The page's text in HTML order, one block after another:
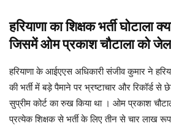
हरियाणा का शिक्षक भर्ती घोटाला
जिसमें ओम प्रकाश चौटाला को
हरियाणा के आईएएस अधिकारी संजीव कुमार ने
की भर्ती में बड़े पैमाने पर भ्रष्टाचार और रिकॉर्ड
सुप्रीम कोर्ट का रुख किया था । ओम प्रकाश
प्रत्येक शिक्षक से भर्ती के लिए तीन से चार लाख